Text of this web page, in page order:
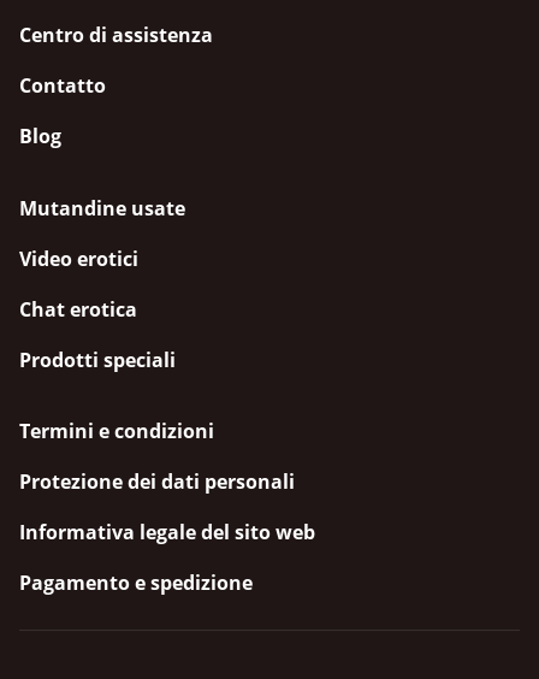
Centro di assistenza
Contatto
Blog
Mutandine usate
Video erotici
Chat erotica
Prodotti speciali
Termini e condizioni
Protezione dei dati personali
Informativa legale del sito web
Pagamento e spedizione